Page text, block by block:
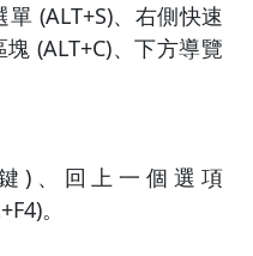
(ALT+S)、右側快速
(ALT+C)、下方導覽
)、回上一個選項
。